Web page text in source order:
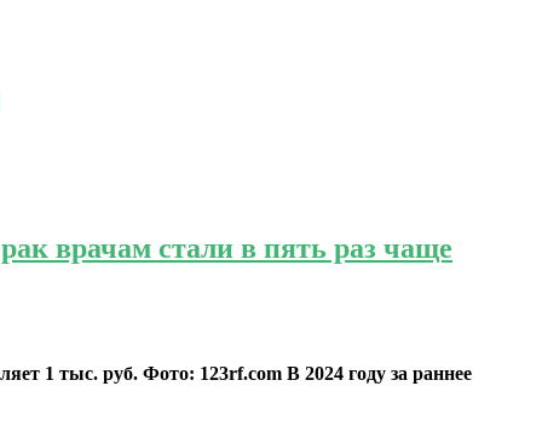
врачам стали в пять раз чаще
1 тыс. руб. Фото: 123rf.com В 2024 году за раннее